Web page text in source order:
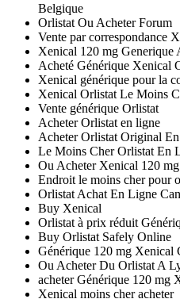
Belgique
Orlistat Ou Acheter Forum
Vente par correspondance
Xenical 120 mg Generique
Acheté Générique Xenical
Xenical générique pour la
Xenical Orlistat Le Moins
Vente générique Orlistat
Acheter Orlistat en ligne
Acheter Orlistat Original
Le Moins Cher Orlistat En
Ou Acheter Xenical 120
Endroit le moins cher pour
Orlistat Achat En Ligne
Buy Xenical
Orlistat à prix réduit
Buy Orlistat Safely Online
Générique 120 mg Xenical
Ou Acheter Du Orlistat A
acheter Générique 120 mg
Xenical moins cher acheter